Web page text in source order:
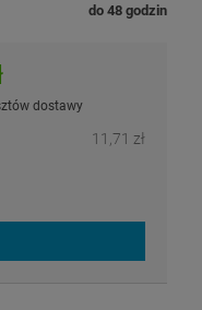
do 48 godzin
dostawy
11,71 zł